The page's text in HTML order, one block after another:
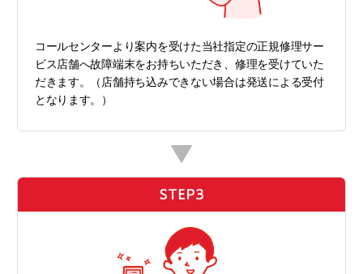
コールセンターより案内を受けた当社指定の正規修理サー
ビス店舗へ故障端末をお持ちいただき、修理を受けていた
だきます。（店舗持ち込みできない場合は発送による受付
となります。）